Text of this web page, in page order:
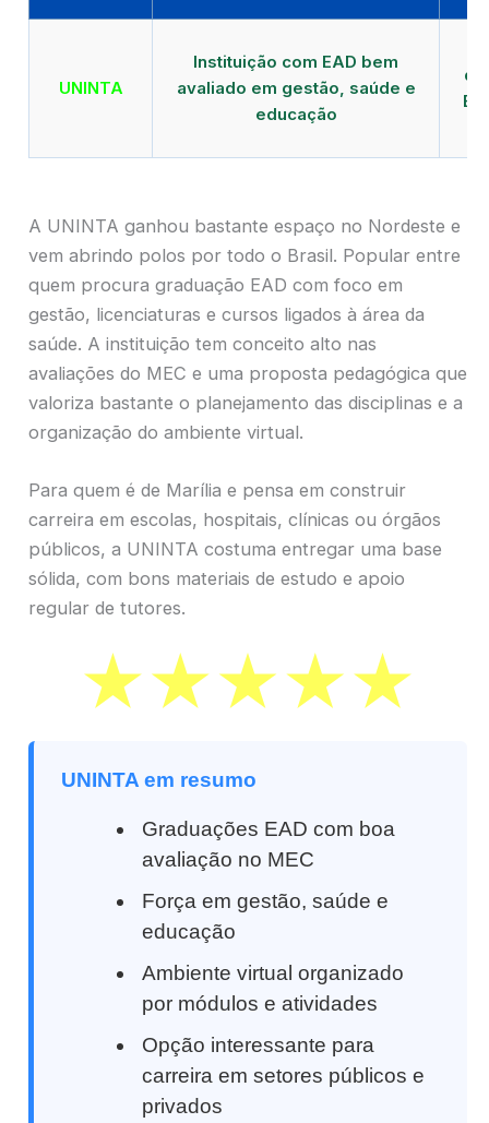
UNINTA
Instituição com EAD bem
avaliado em gestão, saúde e
educação
A UNINTA ganhou bastante espaço no Nordeste e
vem abrindo polos por todo o Brasil. Popular entre
quem procura graduação EAD com foco em
gestão, licenciaturas e cursos ligados à área da
saúde. A instituição tem conceito alto nas
avaliações do MEC e uma proposta pedagógica que
valoriza bastante o planejamento das disciplinas e a
organização do ambiente virtual.
Para quem é de Marília e pensa em construir
carreira em escolas, hospitais, clínicas ou órgãos
públicos, a UNINTA costuma entregar uma base
sólida, com bons materiais de estudo e apoio
regular de tutores.
UNINTA em resumo
Graduações EAD com boa
avaliação no MEC
Força em gestão, saúde e
educação
Ambiente virtual organizado
por módulos e atividades
Opção interessante para
carreira em setores públicos e
privados